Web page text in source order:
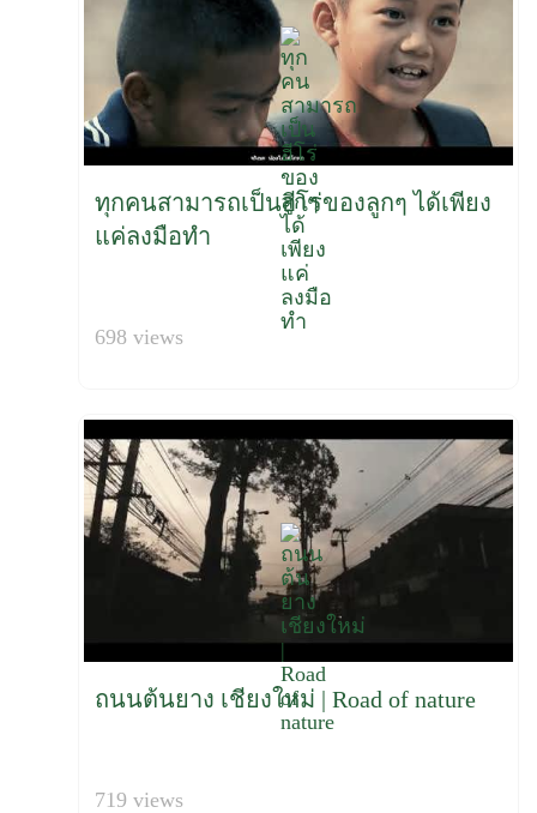
ทุกคนสามารถเป็นฮีโร่ของลูกๆ ได้เพียง
แค่ลงมือทำ
698 views
ถนนต้นยาง เชียงใหม่ | Road of nature
719 views